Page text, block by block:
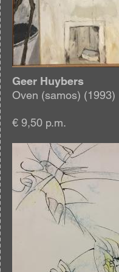
Geer Huybers
Oven (samos) (1993)
€ 9,50 p.m.
Afbeelding